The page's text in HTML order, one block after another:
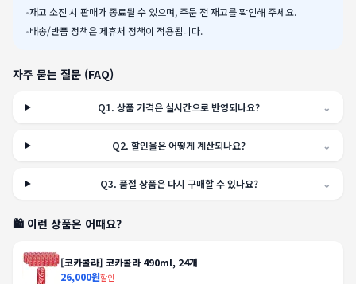
•재고 소진 시 판매가 종료될 수 있으며, 주문 전 재고를 확인해 주세요.
•배송/반품 정책은 제휴처 정책이 적용됩니다.
자주 묻는 질문 (FAQ)
Q1.상품 가격은 실시간으로 반영되나요? ⌄
Q2.할인율은 어떻게 계산되나요? ⌄
Q3. 품절 상품은 다시 구매할 수 있나요? ⌄
🛍️ 이런 상품은 어때요?
[코카콜라] 코카콜라 490ml, 24개
26,000원할인